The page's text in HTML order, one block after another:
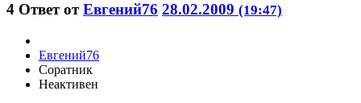
4 Ответ отЕвгений76 28.02.2009 (19:47)
Евгений76
Соратник
Неактивен